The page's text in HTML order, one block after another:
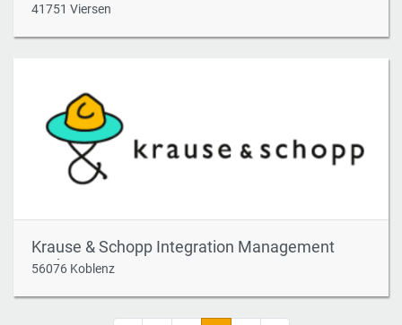
41751 Viersen
Krause & Schopp Integration Management
GmbH
56076 Koblenz